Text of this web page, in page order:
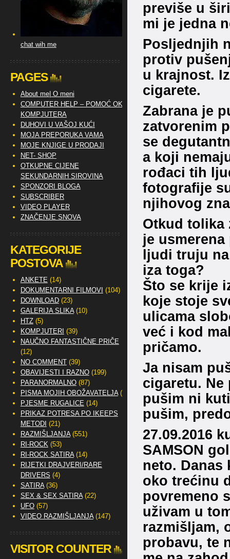
previše u
mi je jedna
Posljednjih
protiv
u krajnost.
cigarete.
Zabrana je
zatvorenim
se
a koji
rođaci tih
fotografije
njihovog
Otkud tolika
je
ljudi truju
iza toga?
Što se krije
koje stoje
ulicama
već i kod
pričamo.
Ja nisam
cigaretu.
pušim ni
pušim,
27.09.2016
SAMSON
neto. Danas
oko trećinu
povremeno
uživam u
razmišljam,
probavu, te
chat wih me
PAGES
About me| O meni
COMPUTER HELP – POMOĆ OKO
KOMPJUTERA
DUHOVI U VAŠOJ KUĆI
MOJA PREPORUKA VAMA
MOJE KNJIGE U PRODAJI
NET- SHOP
OTKUPNE CIJENE
SEKUNDARNIH SIROVINA
SPONZORI BLOGA
SUBSCRIBER
VIDEO PLAYER
ZNAČENJE SNOVA
KATEGORIJE
POSTOVA
ANKETE (14)
DOKUMENTARNI FILMOVI (104)
DOWNLOAD(23)
GALERIJA SLIKA(10)
HTZ(5)
KOMPJUTERI (39)
NAUČNO FANTASTIČNE PRIČE
(12)
NO COMMENT(39)
OBAVIJESTI I RAZNO(199)
PARANORMALNO(87)
PISMA MOJIH OBOŽAVATELJA(2)
PJESME RUGALICE (14)
PRIKAZ POTRESA PO IKEEPS
METODI (21)
RAZMIŠLJANJA(551)
RI-ROCK(53)
RI-ROCK SATIRA(14)
RIJETKI DRAJVERI/RARE
DRIVERS (4)
SATIRA(36)
SEX & SEX SATIRA(22)
UFO(57)
VIDEO RAZMIŠLJANJA(147)
VISITOR COUNTER